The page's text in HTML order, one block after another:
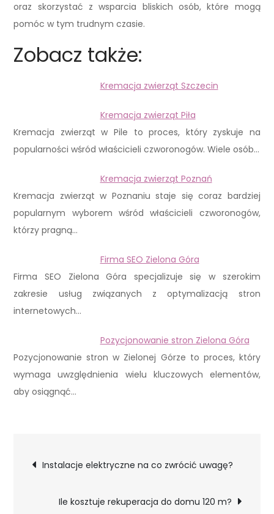
oraz skorzystać z wsparcia bliskich osób, które mogą
pomóc w tym trudnym czasie.
Zobacz także:
Kremacja zwierząt Szczecin
Kremacja zwierząt Piła
Kremacja zwierząt w Pile to proces, który zyskuje na
popularności wśród właścicieli czworonogów. Wiele osób…
Kremacja zwierząt Poznań
Kremacja zwierząt w Poznaniu staje się coraz bardziej
popularnym wyborem wśród właścicieli czworonogów,
którzy pragną…
Firma SEO Zielona Góra
Firma SEO Zielona Góra specjalizuje się w szerokim
zakresie usług związanych z optymalizacją stron
internetowych…
Pozycjonowanie stron Zielona Góra
Pozycjonowanie stron w Zielonej Górze to proces, który
wymaga uwzględnienia wielu kluczowych elementów,
aby osiągnąć…
Nawigacja
wpisu
Instalacje elektryczne na co zwrócić uwagę?
Ile kosztuje rekuperacja do domu 120 m?